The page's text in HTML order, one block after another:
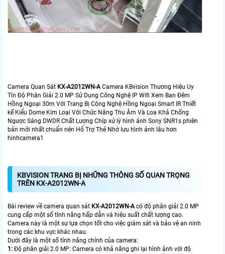
Camera Quan Sát KX-A2012WN-ACamera KBvision Thương Hiệu Uy
Tín Độ Phân Giải 2.0 MP Sử Dụng Công Nghệ IP Wifi Xem Ban Đêm
Hồng Ngoại 30m Với Trang Bị Công Nghệ Hồng Ngoại Smart IR Thiết
kế Kiểu Dome Kim Loại Với Chức Năng Thu Âm Và Loa Khả Chống
Ngược Sáng DWDR Chất Lượng Chíp xử lý hình ảnh Sony SNR1s phiên
bản mới nhất chuẩn nén Hổ Trợ Thẻ Nhớ lưu hình ảnh lâu hơn
hinhcamera1
KBVISION TRANG BỊ NHỮNG THÔNG SỐ QUAN TRỌNG
TRÊN KX-A2012WN-A
Bài review về camera quan sát KX-A2012WN-Acó độ phân giải 2.0 MP
cung cấp một số tính năng hấp dẫn và hiệu suất chất lượng cao.
Camera này là một sự lựa chọn tốt cho việc giám sát và bảo vệ an ninh
trong các khu vực khác nhau.
Dưới đây là một số tính năng chính của camera:
1: Độ phân giải 2.0 MP: Camera có khả năng ghi lại hình ảnh với độ